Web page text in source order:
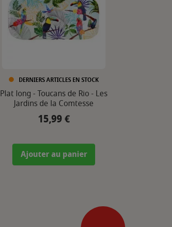
DERNIERS ARTICLES EN STOCK
Plat long - Toucans de Rio - Les
Jardins de la Comtesse
Prix
15,99 €
Ajouter au panier